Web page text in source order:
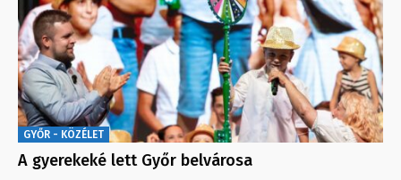
GYŐR - KÖZÉLET
A gyerekeké lett Győr belvárosa